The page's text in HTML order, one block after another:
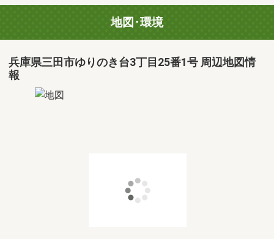
地図･環境
兵庫県三田市ゆりのき台3丁目25番1号 周辺地図情
報